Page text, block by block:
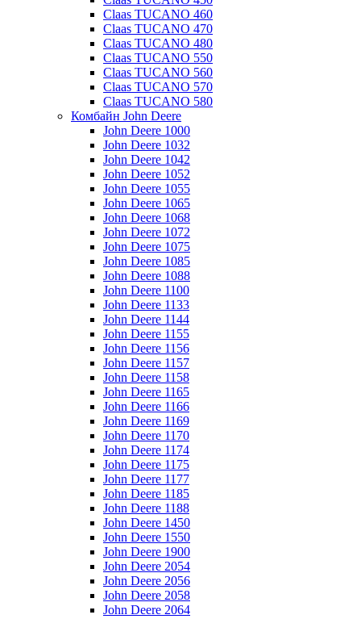
Claas TUCANO 460
Claas TUCANO 470
Claas TUCANO 480
Claas TUCANO 550
Claas TUCANO 560
Claas TUCANO 570
Claas TUCANO 580
Комбайн John Deere
John Deere 1000
John Deere 1032
John Deere 1042
John Deere 1052
John Deere 1055
John Deere 1065
John Deere 1068
John Deere 1072
John Deere 1075
John Deere 1085
John Deere 1088
John Deere 1100
John Deere 1133
John Deere 1144
John Deere 1155
John Deere 1156
John Deere 1157
John Deere 1158
John Deere 1165
John Deere 1166
John Deere 1169
John Deere 1170
John Deere 1174
John Deere 1175
John Deere 1177
John Deere 1185
John Deere 1188
John Deere 1450
John Deere 1550
John Deere 1900
John Deere 2054
John Deere 2056
John Deere 2058
John Deere 2064